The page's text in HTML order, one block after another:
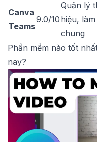
Canva
Teams
9.0/10
Quản lý
hiệu, làm
chung
Phần mềm nào tốt
nay?